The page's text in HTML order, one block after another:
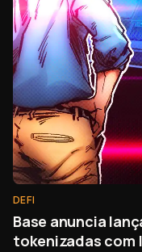
DEFI
Base anuncia
tokenizadas com